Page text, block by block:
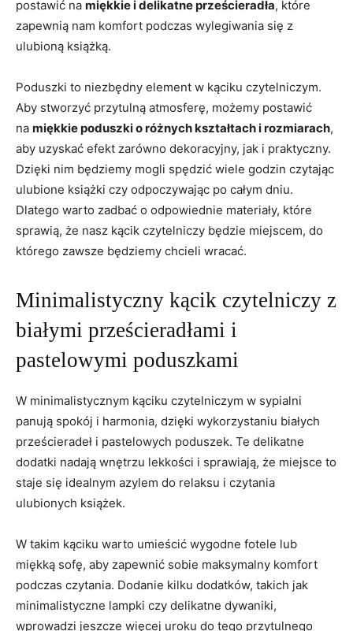
postawić na miękkie i delikatne prześcieradła, które
zapewnią nam komfort podczas wylegiwania się z⁣
ulubioną książką.
Poduszki to niezbędny element w kąciku czytelniczym.
‍Aby ⁤stworzyć przytulną atmosferę, możemy postawić
na⁢ miękkie poduszki o różnych kształtach i rozmiarach,
aby uzyskać efekt zarówno dekoracyjny, jak i praktyczny.
Dzięki nim będziemy mogli spędzić​ wiele godzin ​czytając​
ulubione książki czy odpoczywając po całym ‌dniu.
Dlatego warto zadbać o⁢ odpowiednie materiały, które
sprawią, że ⁢nasz kącik czytelniczy będzie miejscem, do
którego zawsze będziemy chcieli ‌wracać.
Minimalistyczny kącik ​czytelniczy z
białymi prześcieradłami i
pastelowymi poduszkami
W minimalistycznym kąciku czytelniczym w sypialni
panują spokój ‍i harmonia, dzięki ‌wykorzystaniu białych
prześcieradeł i pastelowych poduszek. Te delikatne
dodatki nadają wnętrzu lekkości ‍i sprawiają, że miejsce to
staje‍ się‍ idealnym azylem do⁤ relaksu⁣ i czytania
ulubionych książek.
W takim kąciku warto umieścić wygodne fotele lub
miękką sofę, aby zapewnić ​sobie maksymalny komfort
podczas czytania. Dodanie kilku dodatków, ​takich jak
minimalistyczne‍ lampki czy ⁢delikatne dywaniki,
wprowadzi jeszcze więcej uroku do tego przytulnego⁤